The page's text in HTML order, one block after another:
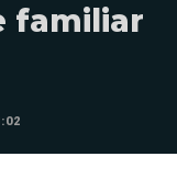
familiar